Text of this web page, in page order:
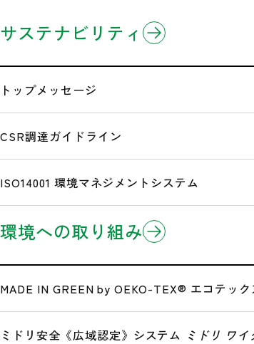
企業情報
3分でわかるミドリ安全
企業理念
沿革
広告・メディア情報
製品情報
製品のお知らせ
Eコマース/EDI(電子商取引)
研究開発
開発事例
サステナビリティ
トップメッセージ
CSR調達ガイドライン
ISO14001 環境マネジメントシステム
環境への取り組み
MADE IN GREEN by OEKO-TEX® エコテッ
ミドリ安全《広域認定》システム ミドリ ワイ
ミドリ安全のSC
トは、日本のヘル
常識を変えてきま
SCヘルメットの「SC」とは、「セイフティ・
あり、働く人の安全を守り、健康・快適を創
ています。